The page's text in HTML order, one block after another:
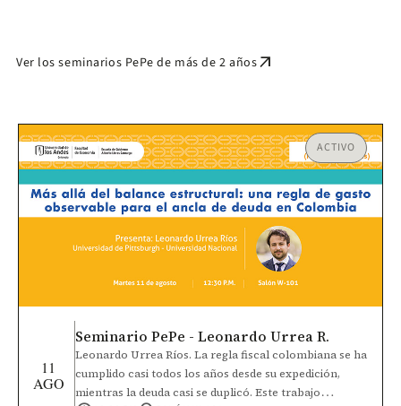
Ver los seminarios PePe de más de 2 añosarrow_outward
ACTIVO
11
AGO
Seminario PePe - Leonardo Urrea R.
Leonardo Urrea Ríos. La regla fiscal colombiana se ha
cumplido casi todos los años desde su expedición,
mientras la deuda casi se duplicó. Este trabajo